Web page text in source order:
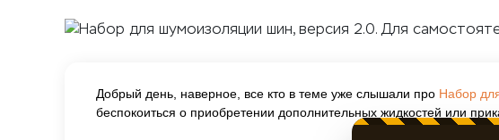
Добрый день, наверное, все кто в теме уже слышали про Набор
беспокоиться о приобретении дополнительных жидкостей или